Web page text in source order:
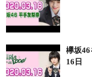
欅坂46
16日